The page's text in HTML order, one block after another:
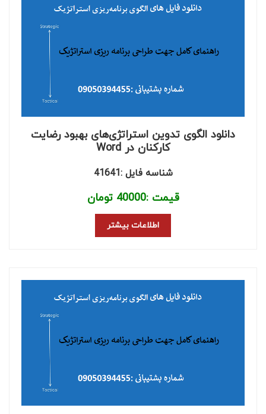
دانلود الگوی تدوین استراتژی‌های بهبود رضایت
کارکنان در Word
شناسه فایل :41641
قیمت :40000 تومان
اطلاعات بیشتر